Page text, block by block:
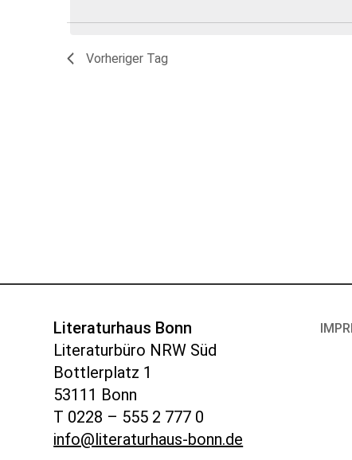
Vorheriger Tag
Literaturhaus Bonn
Literaturbüro NRW Süd
Bottlerplatz 1
53111 Bonn
T 0228 – 555 2 777 0
info@literaturhaus-bonn.de